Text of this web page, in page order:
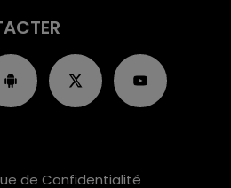
de Confidentialité